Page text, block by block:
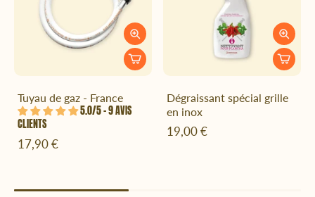
Tuyau de gaz - France
5.0/5 – 9 AVIS
CLIENTS
17,90 €
Dégraissant spécial grille
en inox
19,00 €